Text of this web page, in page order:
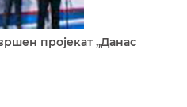
пројекат „Данас